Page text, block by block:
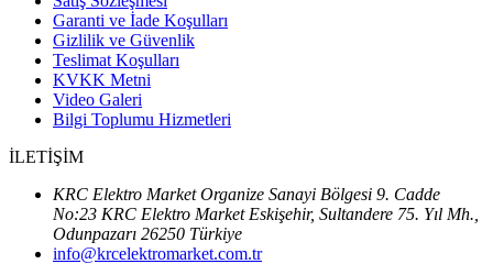
Garanti ve İade Koşulları
Gizlilik ve Güvenlik
Teslimat Koşulları
KVKK Metni
Video Galeri
Bilgi Toplumu Hizmetleri
İLETİŞİM
KRC Elektro Market Organize Sanayi Bölgesi 9. Cadde
No:23 KRC Elektro Market Eskişehir, Sultandere 75. Yıl Mh.,
Odunpazarı 26250 Türkiye
info@krcelektromarket.com.tr